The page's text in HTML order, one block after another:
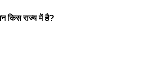
किस राज्य में है?